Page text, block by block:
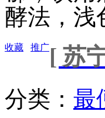
酵法，浅
收藏 推广[ 苏
分类： 最